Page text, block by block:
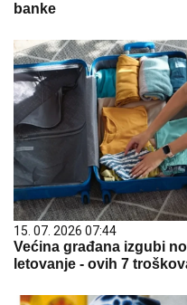
banke
15. 07. 2026 07:44
Većina građana izgubi
letovanje - ovih 7